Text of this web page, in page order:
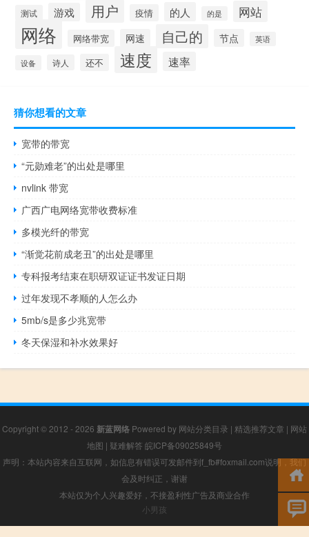
测试 游戏 用户 疫情 的人 的是 网站
网络 网络带宽 网速 自己的 节点 英语
设备 诗人 还不 速度 速率
猜你想看的文章
宽带的带宽
“元勋难老”的出处是哪里
nvlink 带宽
广西广电网络宽带收费标准
多模光纤的带宽
“渐觉花前成老丑”的出处是哪里
专科报考结束在职研双证证书发证日期
过年发现不孝顺的人怎么办
5mb/s是多少兆宽带
冬天保湿和补水效果好
Copyright © 2012 - 2026 新蓝网络 Powered by 网站分类目录 | 精选推荐文章 | 网站
地图 | 疑难解答 皖ICP备09025849号
声明：本站内容来自互联网，如信息有错误可发邮件到f_fb#foxmail.com说明，我们
会及时纠正，谢谢
本站仅为个人兴趣爱好，不接盈利性广告及商业合作
小男孩